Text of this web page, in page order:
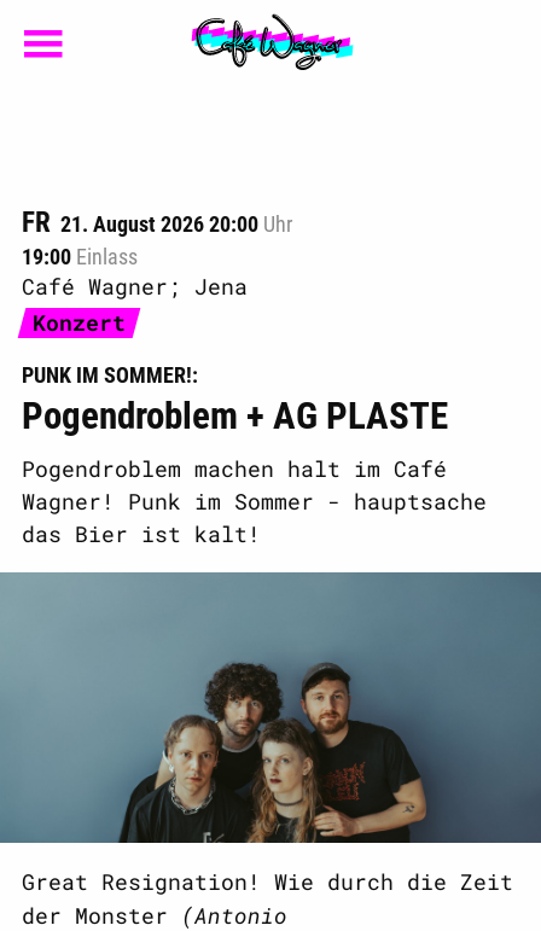
FR 21. August 2026 20:00 Uhr
19:00 Einlass
Café Wagner; Jena
Konzert
PUNK IM SOMMER!
Pogendroblem + AG PLASTE
Pogendroblem machen halt im Café
Wagner! Punk im Sommer - hauptsache
das Bier ist kalt!
Great Resignation! Wie durch die Zeit
der Monster (Antonio